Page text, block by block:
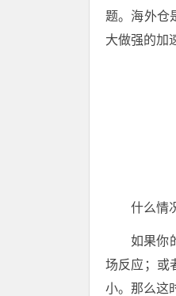
题。海外仓
大做强的加
什么情
如果你
场反应；或
小。那么这